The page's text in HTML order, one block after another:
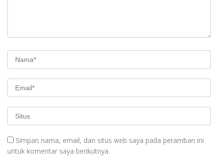
Simpan nama, email, dan situs web saya pada peramban ini
untuk komentar saya berikutnya.